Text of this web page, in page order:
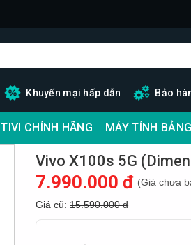
Khuyến mại hấp dẫn Bảo
TIVI CHÍNH HÃNG MÁY TÍNH BẢNG
Vivo X100s 5G
7.990.000 đ (Giá chưa
Giá cũ:15.590.000 đ